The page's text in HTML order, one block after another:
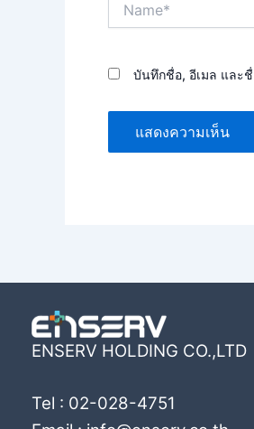
บันทึกชื่อ, อีเมล และ
ENSERV HOLDING CO.,LTD
Tel : 02-028-4751